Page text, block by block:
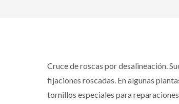
Cruce de roscas por desalineación.
fijaciones roscadas. En algunas
tornillos especiales para